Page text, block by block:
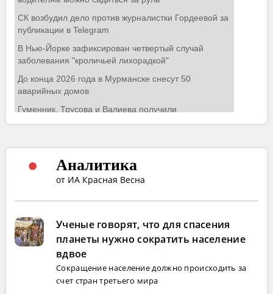
Аналитика
от ИА Красная Весна
Ученые говорят, что для спасения
планеты нужно сократить население
вдвое
Сокращение население должно происходить за
счет стран третьего мира